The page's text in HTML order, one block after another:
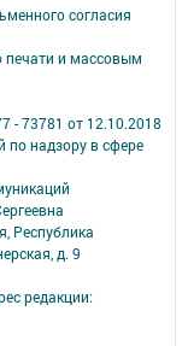
согласия
печати и массовым
- 73781 от 12.10.2018
по надзору в сфере
Республика
д. 9
редакции: